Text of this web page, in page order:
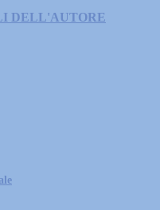
DELL'AUTORE